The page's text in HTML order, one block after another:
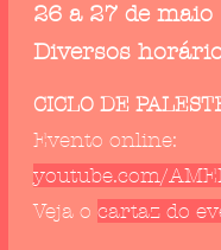
26 a 27 de maio
Diversos
CICLO DE
Evento online:
youtube.com/
Veja o cartaz do